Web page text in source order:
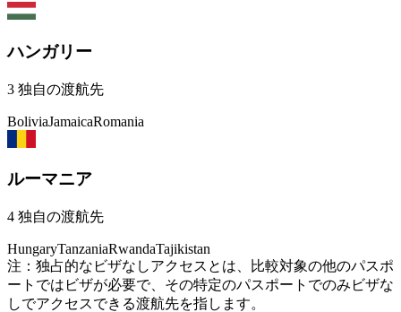
ハンガリー
3 独自の渡航先
BoliviaJamaicaRomania
ルーマニア
4 独自の渡航先
HungaryTanzaniaRwandaTajikistan
注：独占的なビザなしアクセスとは、比較対象の他のパスポ
ートではビザが必要で、その特定のパスポートでのみビザな
しでアクセスできる渡航先を指します。